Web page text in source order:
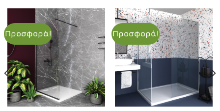
Προσφορά! Προσφορά!